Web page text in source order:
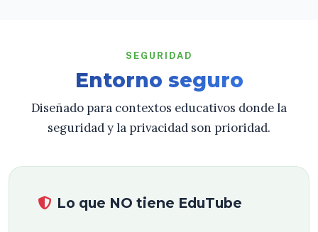
SEGURIDAD
Entorno seguro
Diseñado para contextos educativos donde la
seguridad y la privacidad son prioridad.
Lo que NO tiene EduTube